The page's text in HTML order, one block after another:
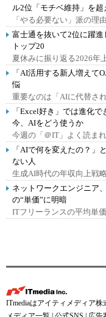
ル2位「モチベ維持」を超
「やる必要ない」派の理
富士通を抜いて2位に躍
トップ20
夏休みに振り返る2026年
「AI活用する新人増え
悩
重要なのは「AIに代替さ
「Excel好き」では進化
今、AIをどう使うか
今週の「＠IT」よく読ま
「AIで何を変えたの？」
ない人
生成AI時代の年収向上戦
ネットワークエンジニア
の“単価”に明暗
ITフリーランスの平均単
ITmediaはアイティメディア株